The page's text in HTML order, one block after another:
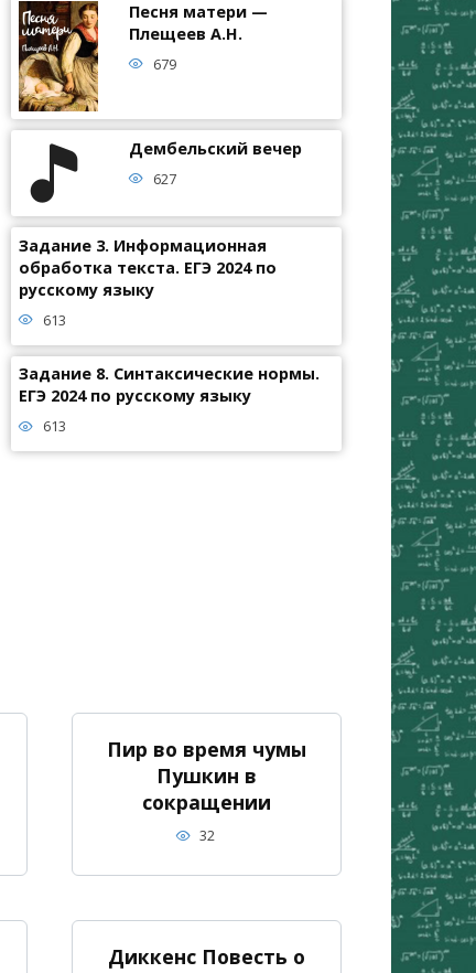
Песня матери —
Плещеев А.Н.
679
Дембельский вечер
627
Задание 3. Информационная
обработка текста. ЕГЭ 2024 по
русскому языку
613
Задание 8. Синтаксические нормы.
ЕГЭ 2024 по русскому языку
613
Пир во время чумы
Пушкин в
сокращении
32
Диккенс Повесть о